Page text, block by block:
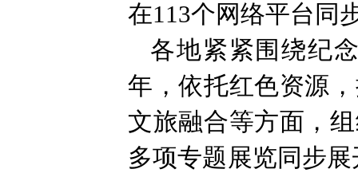
在113个网络平台同
各地紧紧围绕纪
年，依托红色资源
文旅融合等方面，
多项专题展览同步